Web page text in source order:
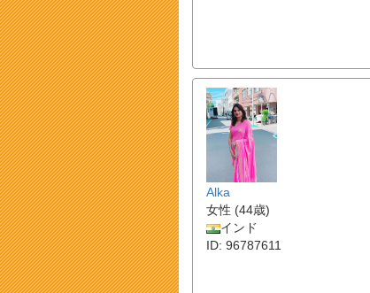
Alka
女性 (44歳)
インド
ID: 96787611